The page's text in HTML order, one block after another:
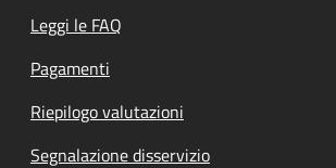
Leggi le FAQ
Pagamenti
Riepilogo valutazioni
Segnalazione disservizio